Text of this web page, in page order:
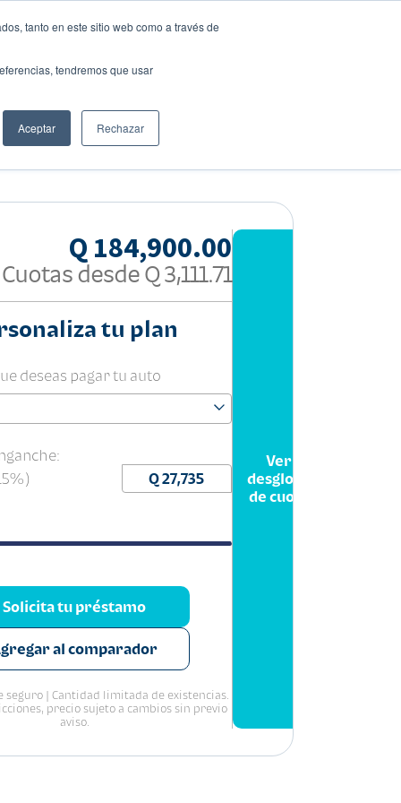
tanto en este sitio web como a través de
tendremos que usar
Aceptar Rechazar
Compartir:
Q 184,900.00
Cuotas desde Q 3,111.71
tu plan
deseas pagar tu auto
Solicita tu préstamo
al comparador
seguro | Cantidad limitada de existencias.
precio sujeto a cambios sin previo
aviso.
Ver
desglose
de cuota